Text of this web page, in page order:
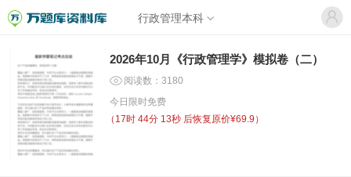
行政管理本科
2026年10月《行政管理学》模拟卷（二）
阅读数：3180
今日限时免费
（ 17时 44分 13秒 后恢复原价¥69.9）